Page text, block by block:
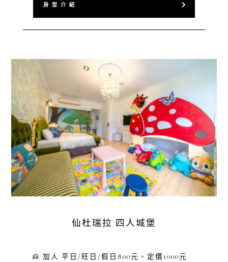
房 型 介 紹
仙杜瑞拉 四人城堡
👱 加人 平日/旺日/假日800元、定價1000元